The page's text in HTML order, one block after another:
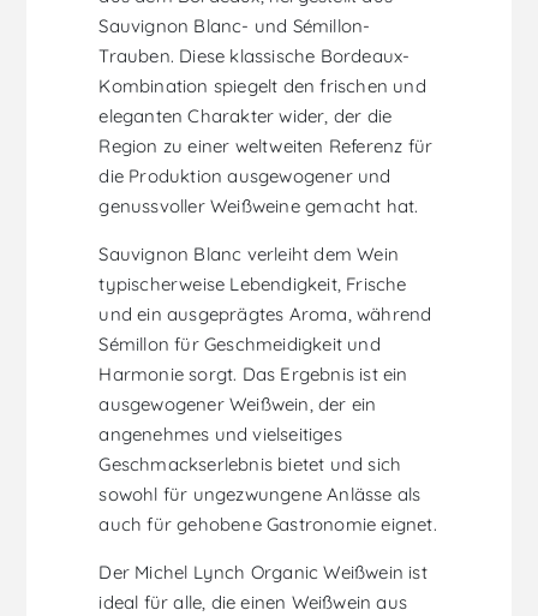
Sauvignon Blanc- und Sémillon-
Trauben. Diese klassische Bordeaux-
Kombination spiegelt den frischen und
eleganten Charakter wider, der die
Region zu einer weltweiten Referenz für
die Produktion ausgewogener und
genussvoller Weißweine gemacht hat.
Sauvignon Blanc verleiht dem Wein
typischerweise Lebendigkeit, Frische
und ein ausgeprägtes Aroma, während
Sémillon für Geschmeidigkeit und
Harmonie sorgt. Das Ergebnis ist ein
ausgewogener Weißwein, der ein
angenehmes und vielseitiges
Geschmackserlebnis bietet und sich
sowohl für ungezwungene Anlässe als
auch für gehobene Gastronomie eignet.
Der Michel Lynch Organic Weißwein ist
ideal für alle, die einen Weißwein aus